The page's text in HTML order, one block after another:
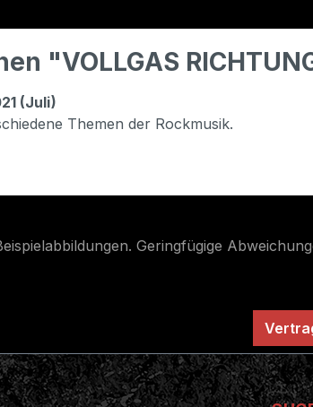
Geringfügige
"VOLLGAS
(Juli)
Themen der Rockmusik.